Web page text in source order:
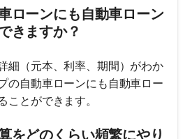
ローンにも自動車ローン
きますか？
細（元本、利率、期間）がわか
の自動車ローンにも自動車ロー
ことができます。
をどのくらい頻繁にやり